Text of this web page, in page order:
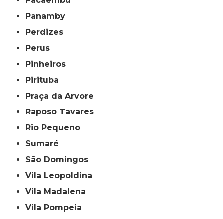
Panamby
Perdizes
Perus
Pinheiros
Pirituba
Praça da Arvore
Raposo Tavares
Rio Pequeno
Sumaré
São Domingos
Vila Leopoldina
Vila Madalena
Vila Pompeia